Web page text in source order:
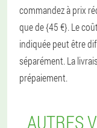
commandez à prix
que de {45 €}. Le
indiquée peut être
séparément. La
prépaiement.
AUTRES